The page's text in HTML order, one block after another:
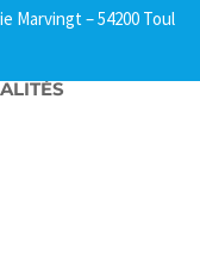
Marvingt – 54200 Toul